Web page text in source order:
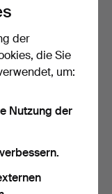
HANSEN.
der
die Sie
um:
Nutzung der